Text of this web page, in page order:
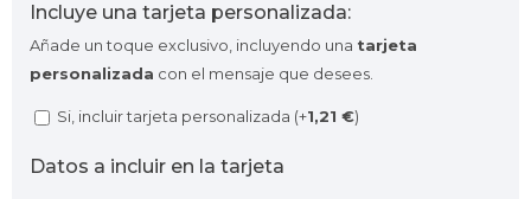
Incluye una tarjeta personalizada:
Añade un toque exclusivo, incluyendo una tarjeta
personalizada con el mensaje que desees.
Si, incluir tarjeta personalizada (+1,21 €)
Datos a incluir en la tarjeta